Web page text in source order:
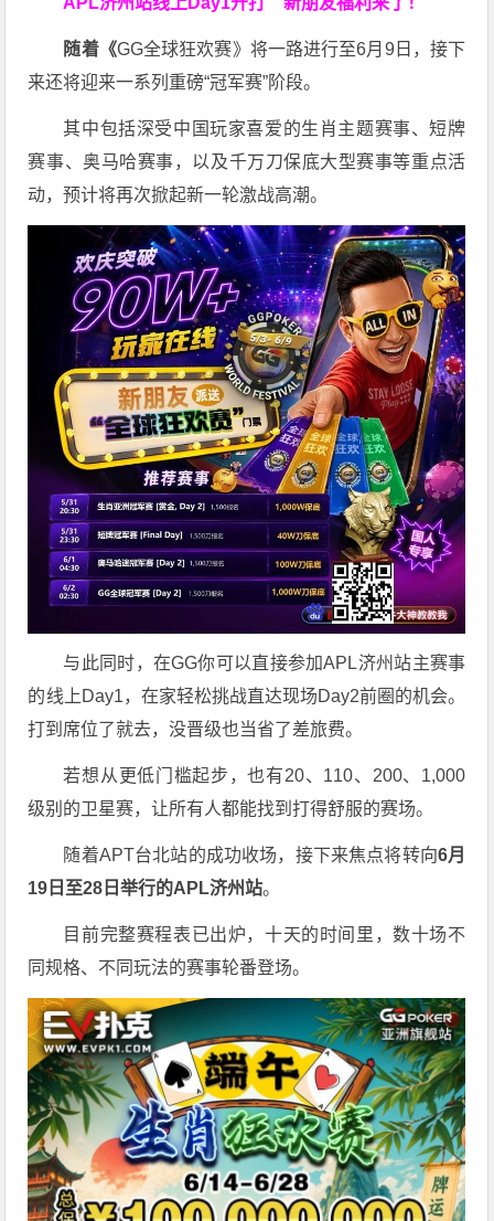
随着《GG全球狂欢赛》将一路进行至6月9日，接下
来还将迎来一系列重磅“冠军赛”阶段。
其中包括深受中国玩家喜爱的生肖主题赛事、短牌
赛事、奥马哈赛事，以及千万刀保底大型赛事等重点活
动，预计将再次掀起新一轮激战高潮。
与此同时，在GG你可以直接参加APL济州站主赛事
的线上Day1，在家轻松挑战直达现场Day2前圈的机会。
打到席位了就去，没晋级也当省了差旅费。
若想从更低门槛起步，也有20、110、200、1,000
级别的卫星赛，让所有人都能找到打得舒服的赛场。
随着APT台北站的成功收场，接下来焦点将转向6月
19 日至28 日举行的APL济州站。
目前完整赛程表已出炉，十天的时间里，数十场不
同规格、不同玩法的赛事轮番登场。